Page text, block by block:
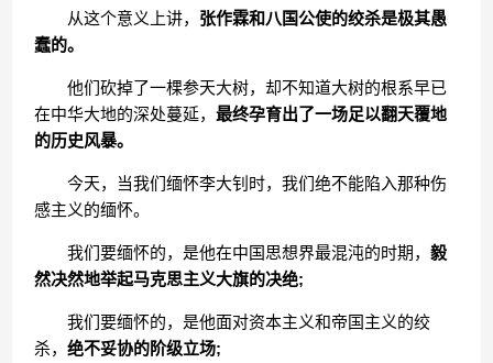
从这个意义上讲， 张作霖和八国公使的绞杀是极其愚
蠢的。
他们砍掉了一棵参天大树，却不知道大树的根系早已
在中华大地的深处蔓延，最终孕育出了一场足以翻天覆地
的历史风暴。
今天，当我们缅怀李大钊时，我们绝不能陷入那种伤
感主义的缅怀。
我们要缅怀的，是他在中国思想界最混沌的时期，毅
然决然地举起马克思主义大旗的决绝;
我们要缅怀的，是他面对资本主义和帝国主义的绞
杀，绝不妥协的阶级立场;